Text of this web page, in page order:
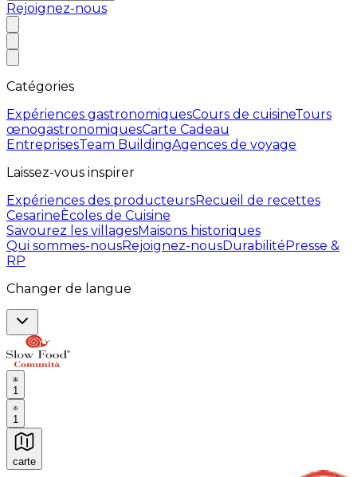
Rejoignez-nous
Catégories
Expériences gastronomiquesCours de cuisineTours
œnogastronomiquesCarte Cadeau
EntreprisesTeam BuildingAgences de voyage
Laissez-vous inspirer
Expériences des producteursRecueil de recettes
CesarineÈcoles de Cuisine
Savourez les villagesMaisons historiques
Qui sommes-nousRejoignez-nousDurabilitéPresse &
RP
Changer de langue
1
1
carte